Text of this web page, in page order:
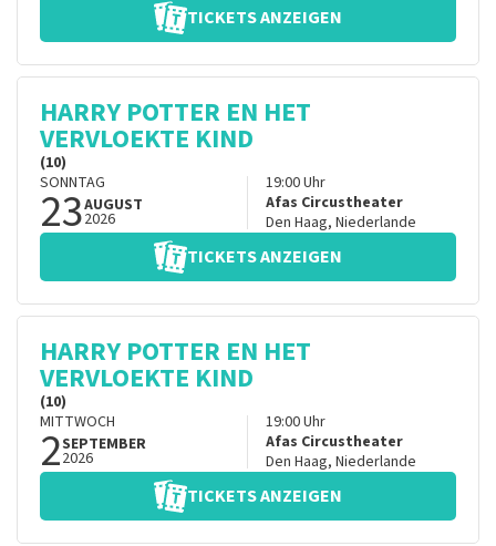
TICKETS ANZEIGEN
HARRY POTTER EN HET
VERVLOEKTE KIND
(10)
SONNTAG
23AUGUST
2026
19:00Uhr
Afas Circustheater
Den Haag, Niederlande
TICKETS ANZEIGEN
HARRY POTTER EN HET
VERVLOEKTE KIND
(10)
MITTWOCH
2SEPTEMBER
2026
19:00Uhr
Afas Circustheater
Den Haag, Niederlande
TICKETS ANZEIGEN